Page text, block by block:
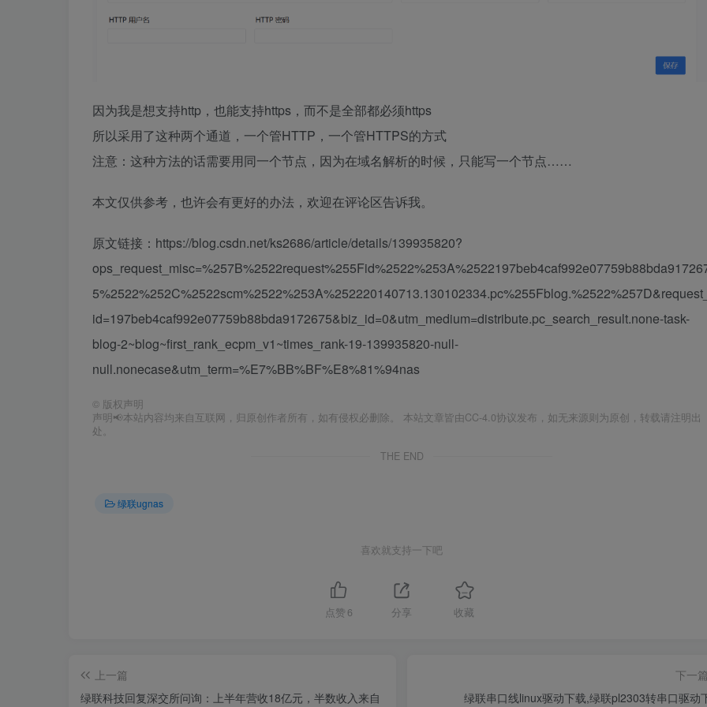
因为我是想支持http，也能支持https，而不是全部都必须https
所以采用了这种两个通道，一个管HTTP，一个管HTTPS的方式
注意：这种方法的话需要用同一个节点，因为在域名解析的时候，只能写一个节点……
本文仅供参考，也许会有更好的办法，欢迎在评论区告诉我。
原文链接：https://blog.csdn.net/ks2686/article/details/139935820?
id=197beb4caf992e07759b88bda9172675&biz_id=0&utm_medium=distribute.pc_search_result.none-task-
blog-2~blog~first_rank_ecpm_v1~times_rank-19-139935820-null-
null.nonecase&utm_term=%E7%BB%BF%E8%81%94nas
© 版权声明
声明📢本站内容均来自互联网，归原创作者所有，如有侵权必删除。 本站文章皆由CC-4.0协议发布，如无来源则为原创，转载请注明出
处。
THE END
绿联ugnas
喜欢就支持一下吧
点赞 6 分享 收藏
上一篇
绿联科技回复深交所问询：上半年营收18亿元，半数收入来自
下一
绿联串口线linux驱动下载,绿联pl2303转串口驱动